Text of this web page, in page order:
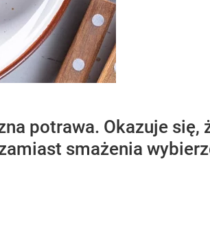
potrawa. Okazuje się,
smażenia